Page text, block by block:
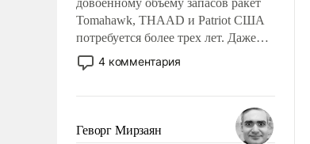
довоенному объему запасов ракет
Tomahawk, THAAD и Patriot США
потребуется более трех лет. Даже
небольшая война с Ираном
опустошила американские
уязвимости США, например, перед
4 комментария
Геворг Мирзаян